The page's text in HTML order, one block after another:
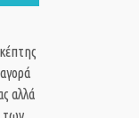
αλλά